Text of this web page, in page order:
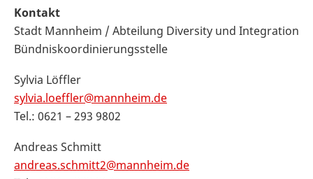
Kontakt
Stadt Mannheim / Abteilung Diversity und Integration
Bündniskoordinierungsstelle
Sylvia Löffler
sylvia.loeffler@mannheim.de
Tel.: 0621 – 293 9802
Andreas Schmitt
andreas.schmitt2@mannheim.de